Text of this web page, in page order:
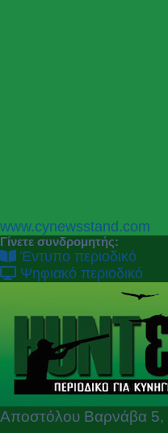
P
r
e
v
N
e
x
t
www.cynewsstand.com
Γίνετε συνδρομητής:
Έντυπο περιοδικό
Ψηφιακό περιοδικό
Αποστόλου Βαρνάβα 5,